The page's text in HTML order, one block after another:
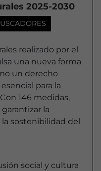
2025-2030
realizado por el
una nueva forma
un derecho
para la
146 medidas,
la
sostenibilidad del
social y cultura